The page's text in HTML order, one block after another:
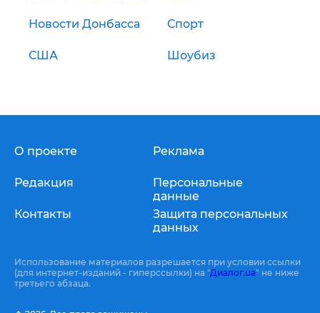
Новости Донбасса Спорт
США Шоубиз
О проекте
Редакция
Контакты
Реклама
Персональные
данные
Защита персональных
данных
Использование материалов разрешается при условии ссылки
(для интернет-изданий - гиперссылки) на "Диалог.ua" не ниже
третьего абзаца.